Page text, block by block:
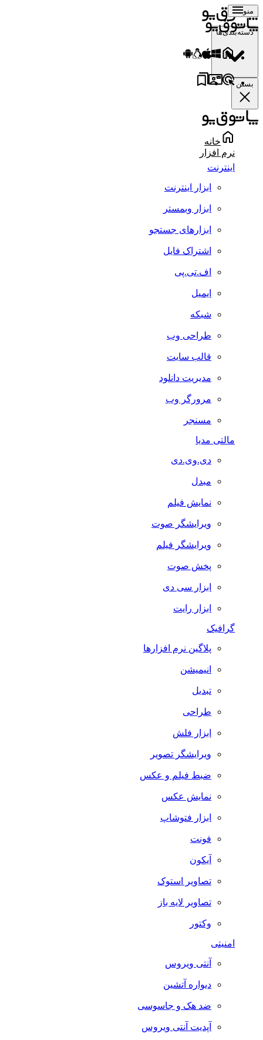
منو
دسته‌بندی‌ها
بستن
خانه
نرم افزار
اینترنت
ابزار اینترنت
ابزار وبمستر
ابزارهای جستجو
اشتراک فایل
اف.تی.پی
ایمیل
شبکه
طراحی وب
قالب سایت
مدیریت دانلود
مرورگر وب
مسنجر
مالتی مدیا
دی.وی.دی
مبدل
نمایش فیلم
ویرایشگر صوت
ویرایشگر فیلم
پخش صوت
ابزار سی دی
ابزار رایت
گرافیک
پلاگین نرم افزارها
انیمیشن
تبدیل
طراحی
ابزار فلش
ویرایشگر تصویر
ضبط فيلم و عكس
نمایش عکس
ابزار فتوشاپ
فونت
آیکون
تصاویر استوک
تصاویر لایه باز
وکتور
امنیتی
آنتی ویروس
دیواره آتشین
ضد هک و جاسوسی
آپدیت آنتی ویروس